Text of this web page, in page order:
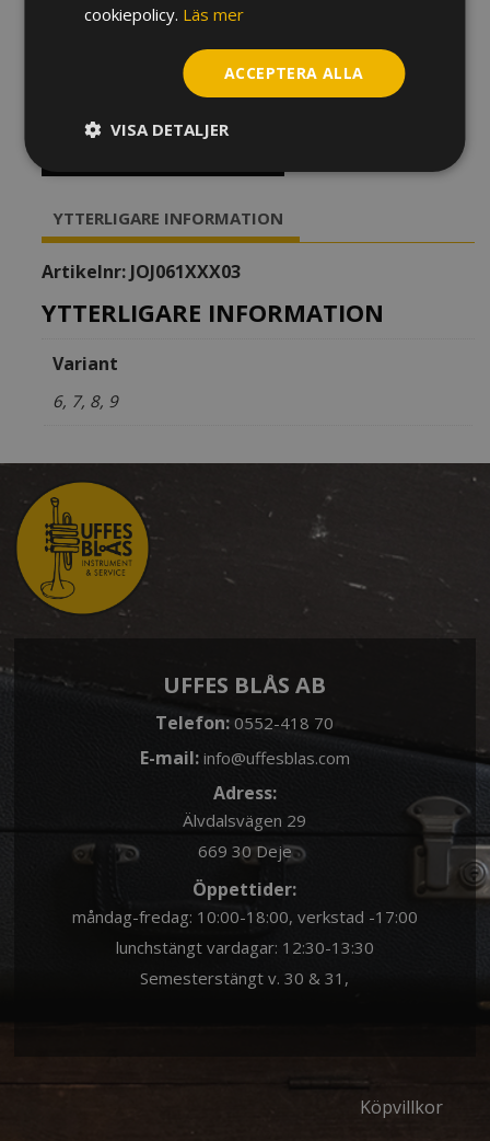
Variant
Altsaxofon,
mängd
YTTERLIGARE INFORMATION
Artikelnr: JOJ061XXX03
YTTERLIGARE INFORMATION
Variant
6, 7, 8, 9
UFFES BLÅS AB
Telefon:0552-418 70
E-mail: info@uffesblas.com
Adress:
Älvdalsvägen 29
669 30 Deje
Öppettider:
måndag-fredag: 10:00-18:00, verkstad -17:00
lunchstängt vardagar: 12:30-13:30
Semesterstängt v. 30 & 31,
Köpvillkor
cookiepolicy. Läs mer
ACCEPTERA ALLA
VISA DETALJER